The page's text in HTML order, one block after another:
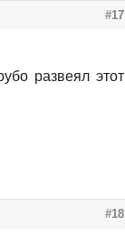
#17
развеял этот
#18